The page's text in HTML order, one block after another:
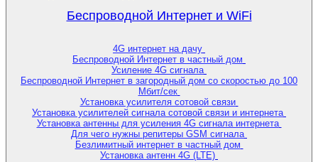
Беспроводной Интернет и WiFi
4G интернет на дачу
Беспроводной Интернет в частный дом
Усиление 4G сигнала
Беспроводной Интернет в загородный дом со скоростью до 100
Мбит/сек
Установка усилителя сотовой связи
Установка усилителей сигнала сотовой связи и интернета
Установка антенны для усиления 4G сигнала интернета
Для чего нужны репитеры GSM сигнала
Безлимитный интернет в частный дом
Установка антенн 4G (LTE)